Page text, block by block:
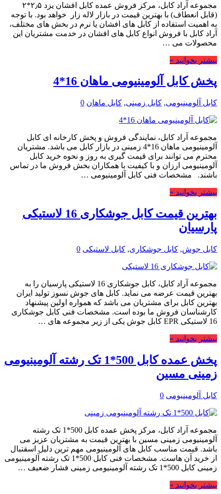
مجموعه آراد کابل، مرکز فروش عمده کابل افشان یزد ۲٫۵*۲
(قابل انعطاف) با بهترین قیمت در بازار لاله زار خواهد بود. با توجه
به اهمیت استفاده از کابل های افشان یا نرم در بخش های مختلف،
آراد کابل با فروش انواع کابل های افشان در خدمت مشتریان این
محصولات می …
بیشتر بخوانید »
پخش کابل آلومینیومی ماهان 16*4
کابل آلومینیومی, کابل زمینی, کابل ماهان 0
مجموعه آراد کابل، نمایندگی فروش و پخش کارخانه ای کابل
آلومینیومی ماهان 16*4 زمینی در بازار کابل می باشد. مشتریان
محترم می توانند برای قیمت گیری به روز و نحوه خرید کابل
آلومینیومی ارزان و با کیفیت با همکاران بخش فروش ما در تماس
باشند. مشخصات فنی کابل آلومینیومی …
بیشتر بخوانید »
بهترین قیمت کابل جوشکاری 16 لاستیکی
پارسیان
کابل جوش, کابل جوشکاری, کابل لاستیکی 0
مجموعه آراد کابل، کابل جوشکاری 16 لاستیکی پارسیان را به
بهترین قیمت عرضه می نماید. کابل های جوش نسوز تولید ایران
بهترین کابل برای مشتریان می باشد که همواره اولین پیشنهاد
کارشناسان فروش ما بوده است. مشخصات فنی کابل جوشکاری
16 لاستیکی EPR کابل جوش یکی از زیر مجموعه های …
بیشتر بخوانید »
پخش عمده کابل 500*1 تک رشته آلومینیومی
زمینی مسین
کابل آلومینیومی 0
مجموعه آراد کابل، مرکز پخش عمده کابل 500*1 تک رشته
آلومینیومی زمینی مسین با بهترین قیمت به مشتریان عزیز می
باشد. قیمت مناسب کابل های آلومینیومی مهم ترین دلیل اسقتبال
از خرید آن هاست. مشخصات فنی کابل 500*1 تک رشته آلومینیومی
زمینی کابل 500*1 تک رشته آلومینیومی زمینی فشار ضعیف …
بیشتر بخوانید »